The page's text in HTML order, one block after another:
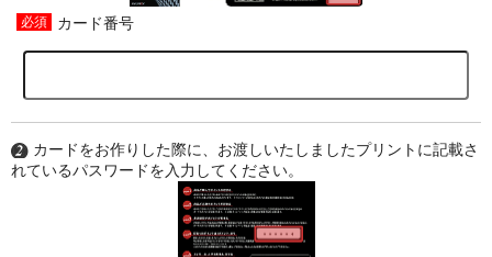
カード番号
カードをお作りした際に、お渡しいたしましたプリントに記載さ
れているパスワードを入力してください。